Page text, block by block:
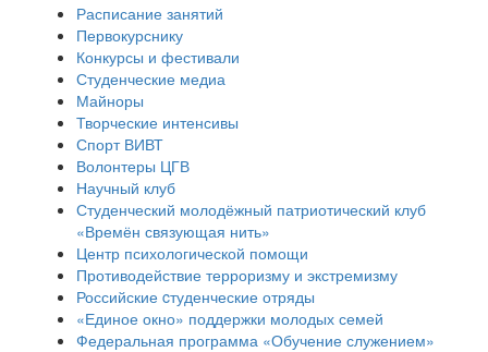
Расписание занятий
Первокурснику
Конкурсы и фестивали
Студенческие медиа
Майноры
Творческие интенсивы
Спорт ВИВТ
Волонтеры ЦГВ
Научный клуб
Студенческий молодёжный патриотический клуб
«Времён связующая нить»
Центр психологической помощи
Противодействие терроризму и экстремизму
Российские cтуденческие отряды
«Единое окно» поддержки молодых семей
Федеральная программа «Обучение служением»